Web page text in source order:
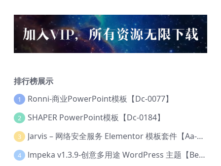
排行榜展示
1 Ronni-商业PowerPoint模板【Dc-0077】
2 SHAPER PowerPoint模板【Dc-0184】
3 Jarvis – 网络安全服务 Elementor 模板套件【Aa-0035】
4 lmpeka v1.3.9-创意多用途 WordPress 主题【Be-0064】